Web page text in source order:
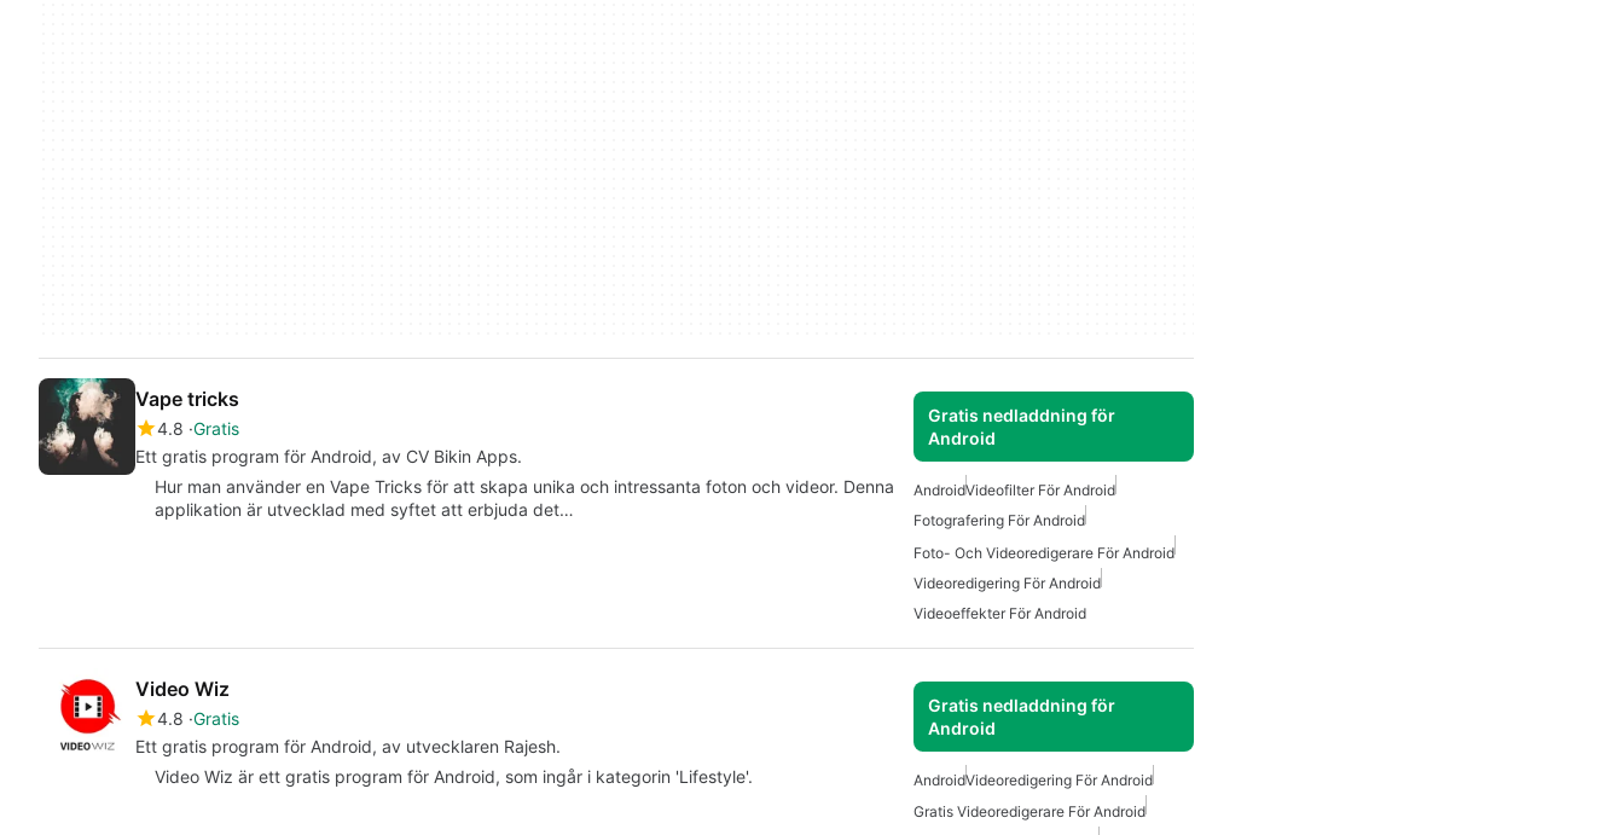
Vape tricks
4.8 Gratis
Ett gratis program för Android, av CV Bikin Apps.
Gratis nedladdning för
Android
Hur man använder en Vape Tricks för att skapa unika och intressanta foton och videor. Denna
applikation är utvecklad med syftet att erbjuda det…
AndroidVideofilter För Android
Fotografering För Android
Foto- Och Videoredigerare För Android
Videoredigering För Android
Videoeffekter För Android
Video Wiz
4.8 Gratis
Ett gratis program för Android, av utvecklaren Rajesh.
Gratis nedladdning för
Android
Video Wiz är ett gratis program för Android, som ingår i kategorin 'Lifestyle'. AndroidVideoredigering För Android
Gratis Videoredigerare För Android